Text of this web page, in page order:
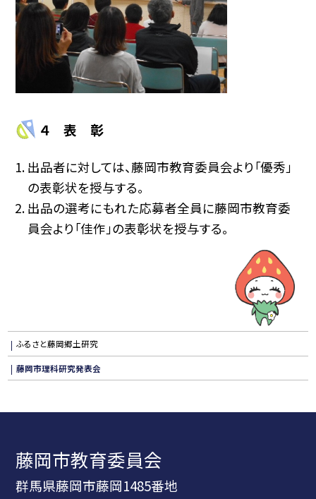
４ 表 彰
出品者に対しては、藤岡市教育委員会より「優秀」
の表彰状を授与する。
出品の選考にもれた応募者全員に藤岡市教育委
員会より「佳作」の表彰状を授与する。
ふるさと藤岡郷土研究
藤岡市理科研究発表会
藤岡市教育委員会
群馬県藤岡市藤岡1485番地